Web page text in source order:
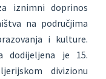
iznimni doprinos
na područjima
i kulture.
dodijeljena je 15.
divizionu